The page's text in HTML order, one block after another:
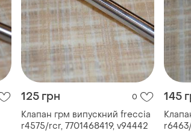
125 грн 0
Клапан грм випускний freccia
r4575/rcr, 7701468419, v94442
145